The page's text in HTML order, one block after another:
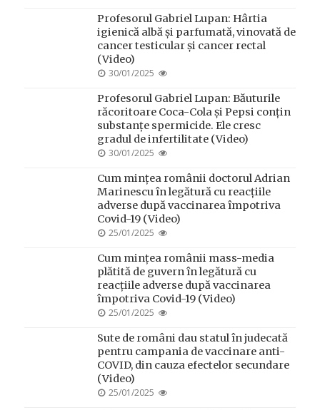
Profesorul Gabriel Lupan: Hârtia
igienică albă și parfumată, vinovată de
cancer testicular și cancer rectal
(Video)
POSTED
30/01/2025
Profesorul Gabriel Lupan: Băuturile
răcoritoare Coca-Cola și Pepsi conțin
substanțe spermicide. Ele cresc
gradul de infertilitate (Video)
POSTED
30/01/2025
Cum mințea românii doctorul Adrian
Marinescu în legătură cu reacțiile
adverse după vaccinarea împotriva
Covid-19 (Video)
POSTED
25/01/2025
Cum mințea românii mass-media
plătită de guvern în legătură cu
reacțiile adverse după vaccinarea
împotriva Covid-19 (Video)
POSTED
25/01/2025
Sute de români dau statul în judecată
pentru campania de vaccinare anti-
COVID, din cauza efectelor secundare
(Video)
POSTED
25/01/2025